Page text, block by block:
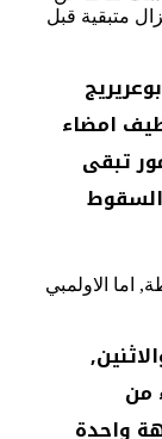
ان 11 جولة ما تزال متبقية قبل
امضاء
أن الأمور تبقى
السقوط
الصف 19 وما قبل الاخير ب 20 نقطة, اما الاولمبي
من
واحدة